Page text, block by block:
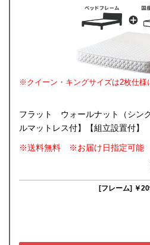
※クイーン・キングサイズは2枚仕様
フラット ウォールナット（シン
ルマットレス付】【組立設置付】
※送料無料 ※お届け日指定可能
[フレーム] ￥